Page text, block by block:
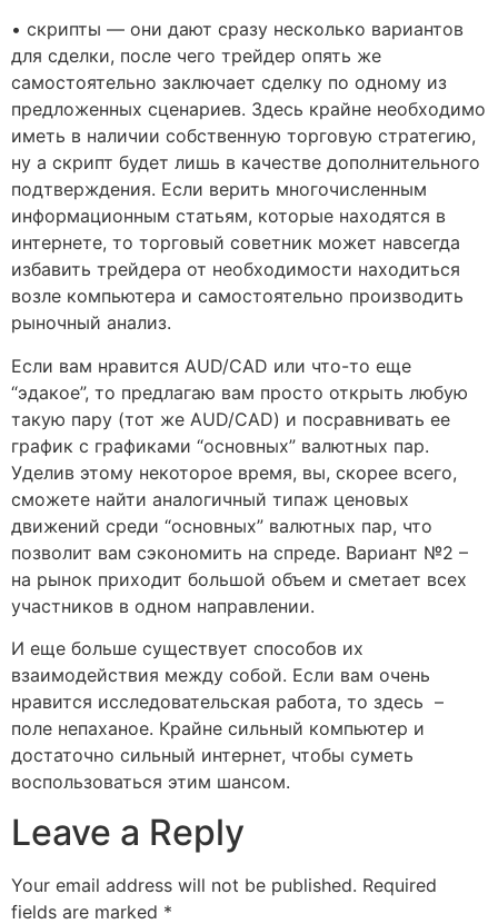
• скрипты — они дают сразу несколько вариантов
для сделки, после чего трейдер опять же
самостоятельно заключает сделку по одному из
предложенных сценариев. Здесь крайне необходимо
иметь в наличии собственную торговую стратегию,
ну а скрипт будет лишь в качестве дополнительного
подтверждения. Если верить многочисленным
информационным статьям, которые находятся в
интернете, то торговый советник может навсегда
избавить трейдера от необходимости находиться
возле компьютера и самостоятельно производить
рыночный анализ.
Если вам нравится AUD/CAD или что-то еще
“эдакое”, то предлагаю вам просто открыть любую
такую пару (тот же AUD/CAD) и посравнивать ее
график с графиками “основных” валютных пар.
Уделив этому некоторое время, вы, скорее всего,
сможете найти аналогичный типаж ценовых
движений среди “основных” валютных пар, что
позволит вам сэкономить на спреде. Вариант №2 –
на рынок приходит большой объем и сметает всех
участников в одном направлении.
И еще больше существует способов их
взаимодействия между собой. Если вам очень
нравится исследовательская работа, то здесь –
поле непаханое. Крайне сильный компьютер и
достаточно сильный интернет, чтобы суметь
воспользоваться этим шансом.
Leave a Reply
Your email address will not be published. Required
fields are marked *